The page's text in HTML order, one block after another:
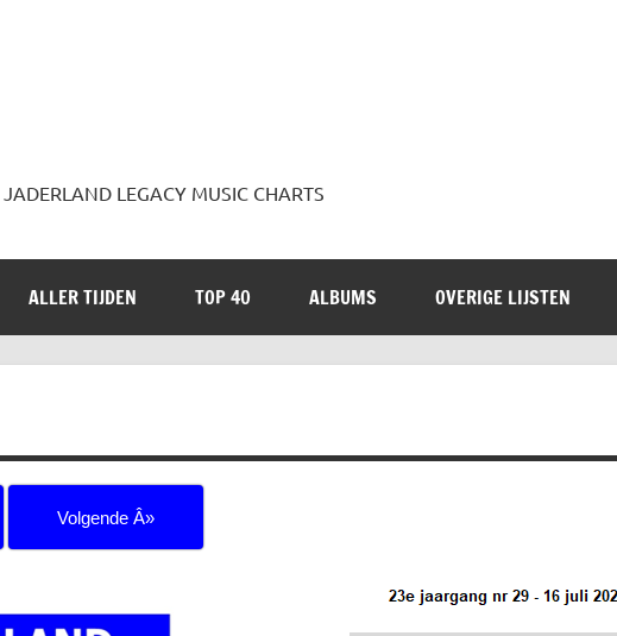
LEGACY MUSIC CHARTS
ALLER TIJDEN TOP 40 ALBUMS OVERIGE LIJSTEN
Volgende Â»